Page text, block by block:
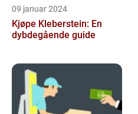
09 januar 2024
Kjøpe Kleberstein: En
dybdegående guide